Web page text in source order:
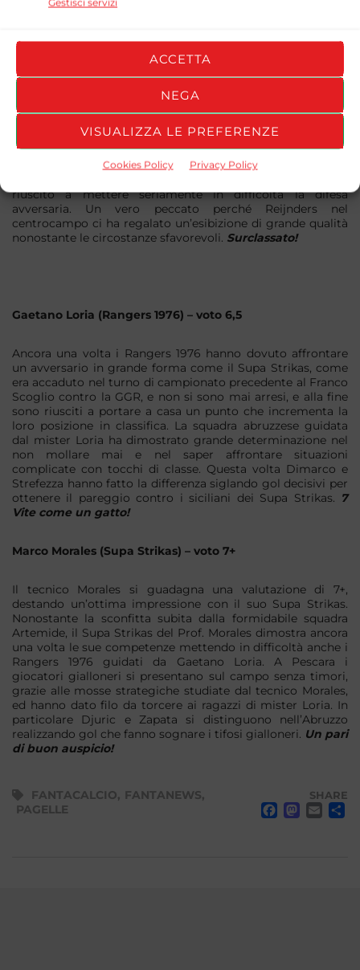
Gestisci servizi
ACCETTA
NEGA
VISUALIZZA LE PREFERENZE
Cookies Policy Privacy Policy
Salvatore Guerrera (Nano Boys) – voto 5,5
Contro un Atletico Franconia imbattibile guidato dall’ex
straordinario Pulisic, i coraggiosi Nano Boys del coach
Guerrera si sono trovati costretti ad arrendersi senza poter
replicare l’eccezionale performance offerta contro il Mojito
United a Catania. Nel Classico è stato evidente l’assente
riuscito a mettere seriamente in difficoltà la difesa
avversaria. Un vero peccato perché Reijnders nel
centrocampo ci ha regalato un’esibizione di grande qualità
nonostante le circostanze sfavorevoli. Surclassato!
Gaetano Loria (Rangers 1976) – voto 6,5
Ancora una volta i Rangers 1976 hanno dovuto affrontare
un avversario in grande forma come il Supa Strikas, come
era accaduto nel turno di campionato precedente al Franco
Scoglio contro la GGR, e non si sono mai arresi, e alla fine
sono riusciti a portare a casa un punto che incrementa la
loro posizione in classifica. La squadra abruzzese guidata
dal mister Loria ha dimostrato grande determinazione nel
non mollare mai e nel saper affrontare situazioni
complicate con tocchi di classe. Questa volta Dimarco e
Strefezza hanno fatto la differenza siglando gol decisivi per
ottenere il pareggio contro i siciliani dei Supa Strikas. 7
Vite come un gatto!
Marco Morales (Supa Strikas) – voto 7+
Il tecnico Morales si guadagna una valutazione di 7+,
destando un’ottima impressione con il suo Supa Strikas.
Nonostante la sconfitta subita dalla formidabile squadra
Artemide, il Supa Strikas del Prof. Morales dimostra ancora
una volta le sue competenze mettendo in difficoltà anche i
Rangers 1976 guidati da Gaetano Loria. A Pescara i
giocatori gialloneri si presentano sul campo senza timori,
grazie alle mosse strategiche studiate dal tecnico Morales,
ed hanno dato filo da torcere ai ragazzi di mister Loria. In
particolare Djuric e Zapata si distinguono nell’Abruzzo
realizzando gol che fanno sognare i tifosi gialloneri. Un pari
di buon auspicio!
FANTACALCIO, FANTANEWS,
PAGELLE
SHARE